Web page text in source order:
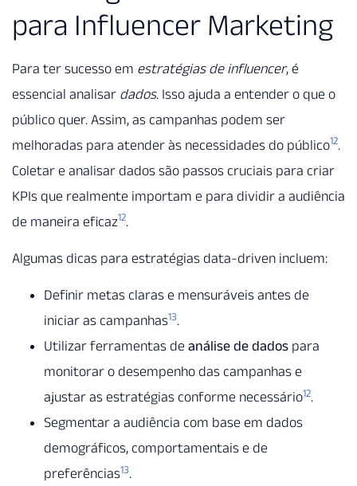
para Influencer Marketing
Para ter sucesso em estratégias de influencer, é
essencial analisar dados. Isso ajuda a entender o que o
público quer. Assim, as campanhas podem ser
melhoradas para atender às necessidades do público12.
Coletar e analisar dados são passos cruciais para criar
KPIs que realmente importam e para dividir a audiência
de maneira eficaz12.
Algumas dicas para estratégias data-driven incluem:
Definir metas claras e mensuráveis antes de
iniciar as campanhas13.
Utilizar ferramentas de análise de dados para
monitorar o desempenho das campanhas e
ajustar as estratégias conforme necessário12.
Segmentar a audiência com base em dados
demográficos, comportamentais e de
preferências13.